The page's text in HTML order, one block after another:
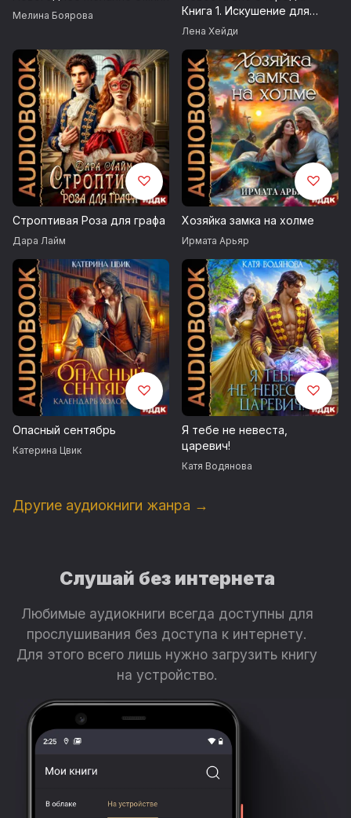
ВНИМАНИЕ! СОДЕРЖИТ СЦЕНЫ ТАБАКОКУРЕНИЯ. КУРЕНИЕ
© Шевцова Наталья
© ИДДК
Мелина Боярова
Книга 1. Искушение для
принца
Лена Хейди
Строптивая Роза для графа
Дара Лайм
Хозяйка замка на холме
Ирмата Арьяр
Опасный сентябрь
Катерина Цвик
Я тебе не невеста,
царевич!
Катя Водянова
Другие аудиокниги жанра →
Слушай без интернета
Любимые аудиокниги всегда доступны для
прослушивания без доступа к интернету.
Для этого всего лишь нужно загрузить книгу
на устройство.